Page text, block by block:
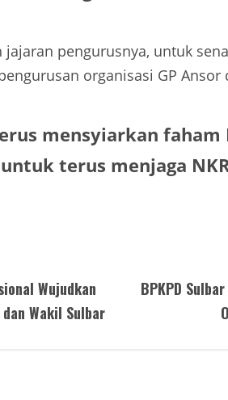
pengurusnya, untuk
organisasi GP Ansor
mensyiarkan faham
terus menjaga
Wujudkan
Wakil Sulbar
BPKPD